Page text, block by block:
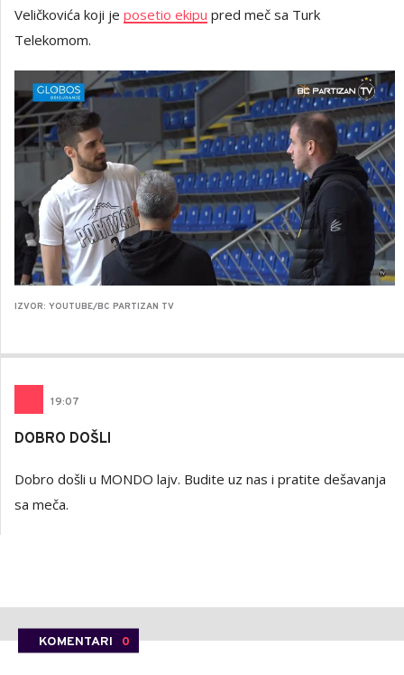
Veličkovića koji je posetio ekipu pred meč sa Turk
Telekomom.
IZVOR: YOUTUBE/BC PARTIZAN TV
19:07
DOBRO DOŠLI
Dobro došli u MONDO lajv. Budite uz nas i pratite dešavanja
sa meča.
KOMENTARI 0